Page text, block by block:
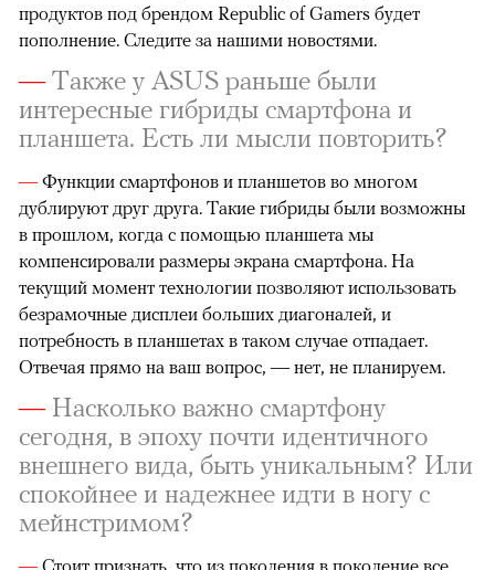
продуктов под брендом Republic of Gamers будет
пополнение. Следите за нашими новостями.
—Также у ASUS раньше были
интересные гибриды смартфона и
планшета. Есть ли мысли повторить?
— Функции смартфонов и планшетов во многом
дублируют друг друга. Такие гибриды были возможны
в прошлом, когда с помощью планшета мы
компенсировали размеры экрана смартфона. На
текущий момент технологии позволяют использовать
безрамочные дисплеи больших диагоналей, и
потребность в планшетах в таком случае отпадает.
Отвечая прямо на ваш вопрос, — нет, не планируем.
—Насколько важно смартфону
сегодня, в эпоху почти идентичного
внешнего вида, быть уникальным? Или
спокойнее и надежнее идти в ногу с
мейнстримом?